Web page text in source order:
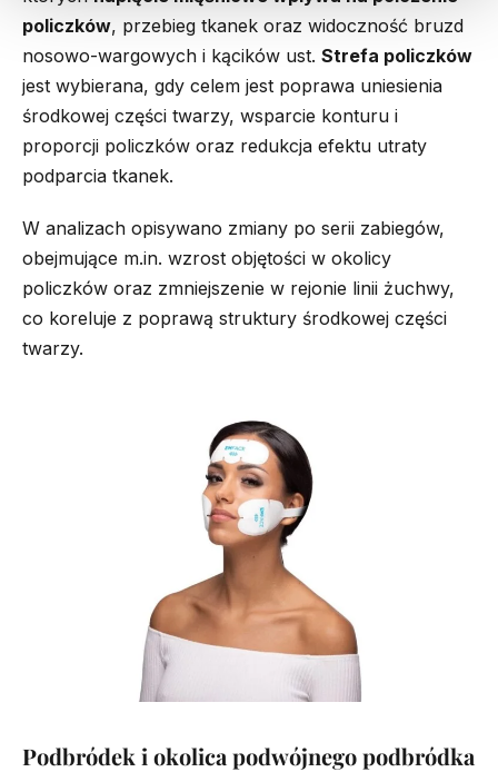
policzków, przebieg tkanek oraz widoczność bruzd
nosowo-wargowych i kącików ust. Strefa policzków
jest wybierana, gdy celem jest poprawa uniesienia
środkowej części twarzy, wsparcie konturu i
proporcji policzków oraz redukcja efektu utraty
podparcia tkanek.
W analizach opisywano zmiany po serii zabiegów,
obejmujące m.in. wzrost objętości w okolicy
policzków oraz zmniejszenie w rejonie linii żuchwy,
co koreluje z poprawą struktury środkowej części
twarzy.
Podbródek i okolica podwójnego podbródka